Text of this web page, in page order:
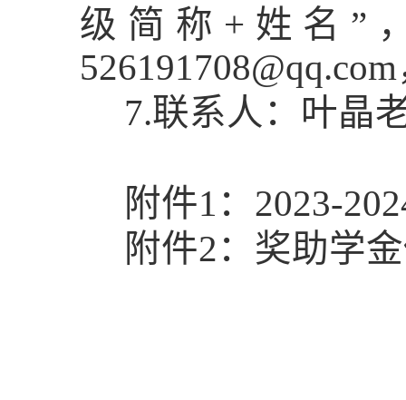
级简称+姓名”
526191708@qq.com
7.联系人：叶晶
附件1： 2023-202
附件2： 奖助学